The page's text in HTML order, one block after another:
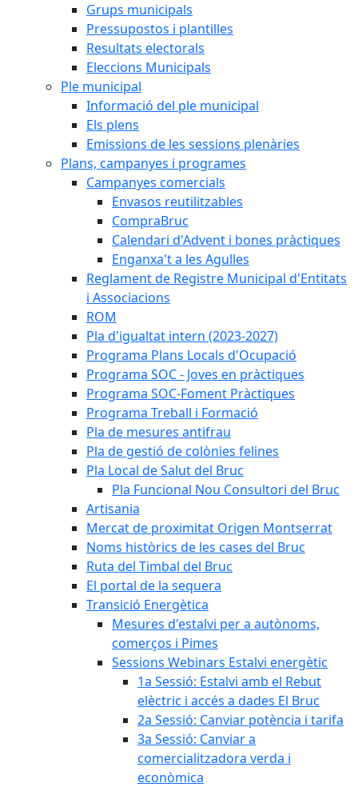
Grups municipals
Pressupostos i plantilles
Resultats electorals
Eleccions Municipals
Ple municipal
Informació del ple municipal
Els plens
Emissions de les sessions plenàries
Plans, campanyes i programes
Campanyes comercials
Envasos reutilitzables
CompraBruc
Calendari d'Advent i bones pràctiques
Enganxa't a les Agulles
Reglament de Registre Municipal d'Entitats
i Associacions
ROM
Pla d'igualtat intern (2023-2027)
Programa Plans Locals d'Ocupació
Programa SOC - Joves en pràctiques
Programa SOC-Foment Pràctiques
Programa Treball i Formació
Pla de mesures antifrau
Pla de gestió de colònies felines
Pla Local de Salut del Bruc
Pla Funcional Nou Consultori del Bruc
Artisania
Mercat de proximitat Origen Montserrat
Noms històrics de les cases del Bruc
Ruta del Timbal del Bruc
El portal de la sequera
Transició Energètica
Mesures d'estalvi per a autònoms,
comerços i Pimes
Sessions Webinars Estalvi energètic
1a Sessió: Estalvi amb el Rebut
elèctric i accés a dades El Bruc
2a Sessió: Canviar potència i tarifa
3a Sessió: Canviar a
comercialitzadora verda i
econòmica